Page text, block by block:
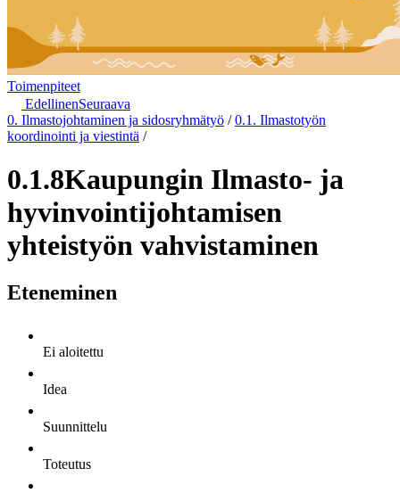
Toimenpiteet
EdellinenSeuraava
0. Ilmastojohtaminen ja sidosryhmätyö /0.1. Ilmastotyön
koordinointi ja viestintä /
0.1.8Kaupungin Ilmasto- ja
hyvinvointijohtamisen
yhteistyön vahvistaminen
Eteneminen
Ei aloitettu
Idea
Suunnittelu
Toteutus